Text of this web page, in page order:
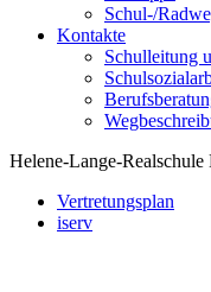
Schul-/
Kontakte
Schulleitung
Helene-Lange-Realschule
Vertretungsplan
iserv